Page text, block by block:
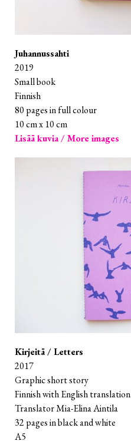
Juhannussahti
2019
Small book
Finnish
80 pages in full colour
10 cm x 10 cm
Lisää kuvia / More images
Kirjeitä / Letters
2017
Graphic short story
Finnish with English translation
Translator Mia-Elina Aintila
32 pages in black and white
A5